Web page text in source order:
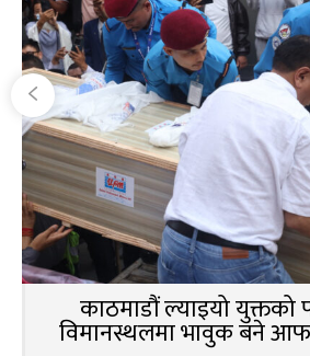
काठमाडौं ल्याइयो युक्तको
विमानस्थलमा भावुक बने